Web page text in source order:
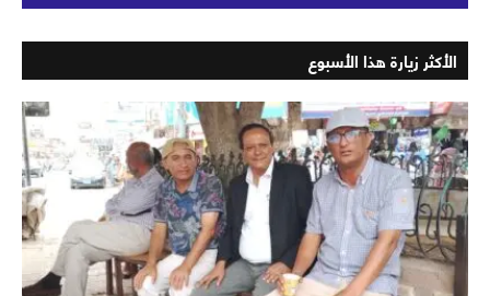
الأكثر زيارة هذا الأسبوع